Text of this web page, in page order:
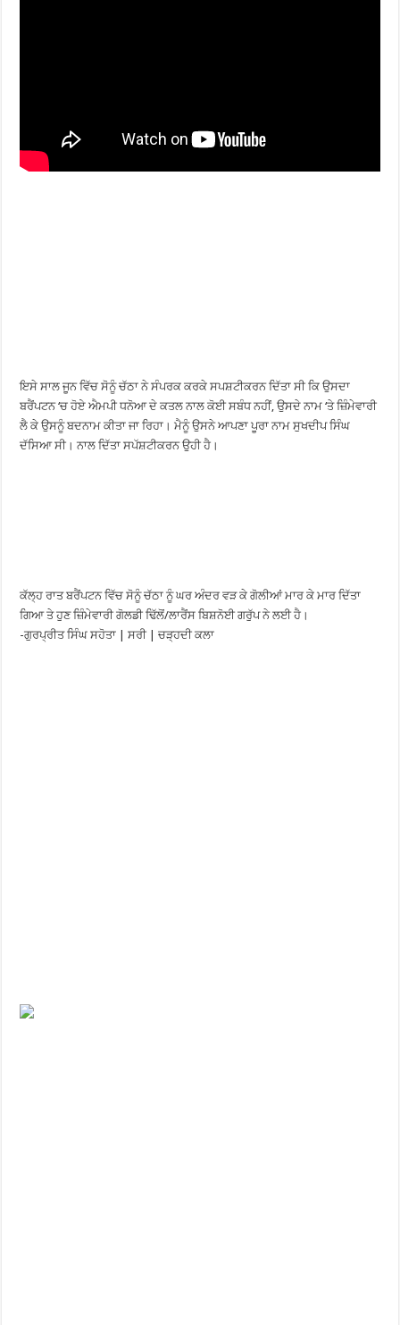
ਇਸੇ ਸਾਲ ਜੂਨ ਵਿੱਚ ਸੋਨੂੰ ਚੱਠਾ ਨੇ ਸੰਪਰਕ ਕਰਕੇ ਸਪਸ਼ਟੀਕਰਨ ਦਿੱਤਾ ਸੀ ਕਿ ਉਸਦਾ
ਬਰੈਂਪਟਨ ‘ਚ ਹੋਏ ਐਮਪੀ ਧਨੋਆ ਦੇ ਕਤਲ ਨਾਲ ਕੋਈ ਸਬੰਧ ਨਹੀਂ, ਉਸਦੇ ਨਾਮ ‘ਤੇ ਜ਼ਿੰਮੇਵਾਰੀ
ਲੈ ਕੇ ਉਸਨੂੰ ਬਦਨਾਮ ਕੀਤਾ ਜਾ ਰਿਹਾ। ਮੈਨੂੰ ਉਸਨੇ ਆਪਣਾ ਪੂਰਾ ਨਾਮ ਸੁਖਦੀਪ ਸਿੰਘ
ਦੱਸਿਆ ਸੀ। ਨਾਲ ਦਿੱਤਾ ਸਪੱਸ਼ਟੀਕਰਨ ਉਹੀ ਹੈ।
ਕੱਲ੍ਹ ਰਾਤ ਬਰੈਂਪਟਨ ਵਿੱਚ ਸੋਨੂੰ ਚੱਠਾ ਨੂੰ ਘਰ ਅੰਦਰ ਵੜ ਕੇ ਗੋਲੀਆਂ ਮਾਰ ਕੇ ਮਾਰ ਦਿੱਤਾ
ਗਿਆ ਤੇ ਹੁਣ ਜ਼ਿੰਮੇਵਾਰੀ ਗੋਲਡੀ ਢਿੱਲੋਂ/ਲਾਰੈਂਸ ਬਿਸ਼ਨੋਈ ਗਰੁੱਪ ਨੇ ਲਈ ਹੈ।
-ਗੁਰਪ੍ਰੀਤ ਸਿੰਘ ਸਹੋਤਾ | ਸਰੀ | ਚੜ੍ਹਦੀ ਕਲਾ